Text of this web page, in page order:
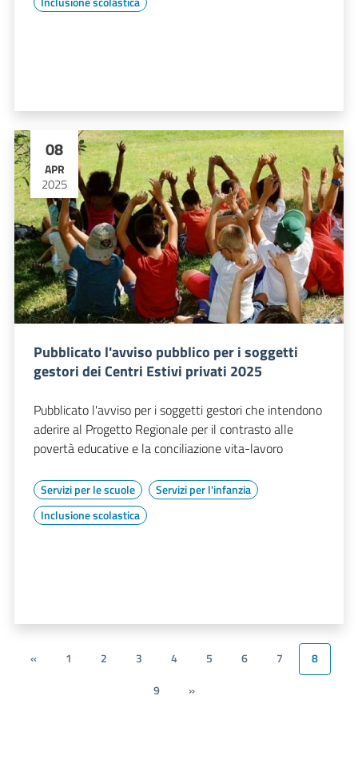
08
APR
2025
Pubblicato l'avviso pubblico per i soggetti
gestori dei Centri Estivi privati 2025
Pubblicato l'avviso per i soggetti gestori che intendono
aderire al Progetto Regionale per il contrasto alle
povertà educative e la conciliazione vita-lavoro
Servizi per le scuole
Servizi per l'infanzia
Inclusione scolastica
« 1 2 3 4 5 6 7
8
9
»